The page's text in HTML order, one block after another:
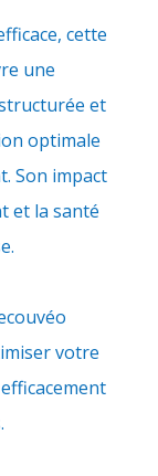
cette
une
et
optimale
Son impact
et la santé
votre